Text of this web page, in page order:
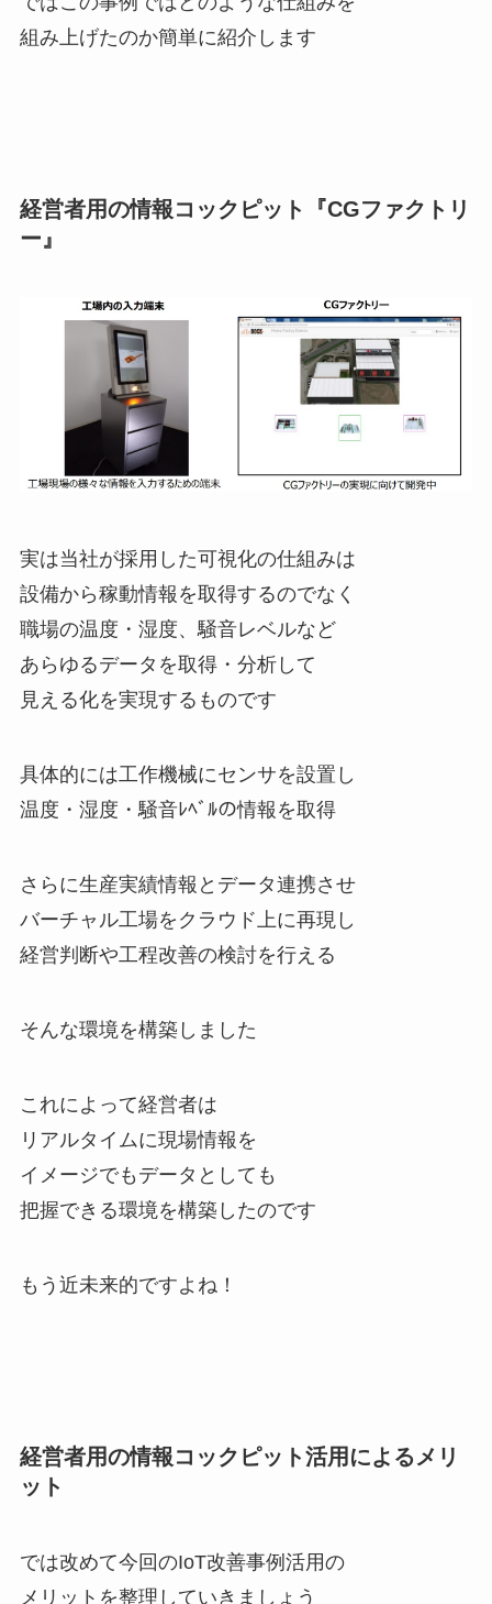
組み上げたのか簡単に紹介します
経営者用の情報コックピット『CGファクトリ
ー』
実は当社が採用した可視化の仕組みは
設備から稼動情報を取得するのでなく
職場の温度・湿度、騒音レベルなど
あらゆるデータを取得・分析して
見える化を実現するものです
具体的には工作機械にセンサを設置し
温度・湿度・騒音ﾚﾍﾞﾙの情報を取得
さらに生産実績情報とデータ連携させ
バーチャル工場をクラウド上に再現し
経営判断や工程改善の検討を行える
そんな環境を構築しました
これによって経営者は
リアルタイムに現場情報を
イメージでもデータとしても
把握できる環境を構築したのです
もう近未来的ですよね！
経営者用の情報コックピット活用によるメリ
ット
では改めて今回のIoT改善事例活用の
メリットを整理していきましょう